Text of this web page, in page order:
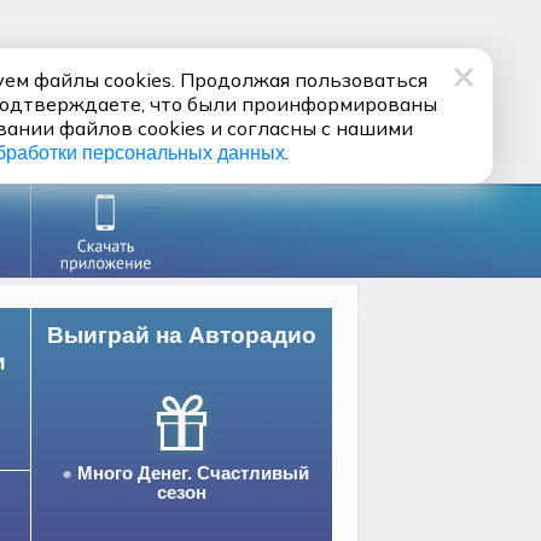
Выиграй на Авторадио
Много Денег. Счастливый
сезон
файлы cookies. Продолжая пользоваться
что были проинформированы
файлов cookies и согласны с нашими
персональных данных.